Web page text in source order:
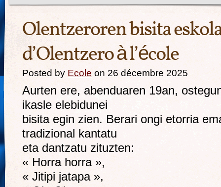
Olentzeroren bisita
d’Olentzero à l’école
Posted by Ecole on 26 décembre 2025
Aurten ere, abenduaren 19an,
ikasle elebidunei
bisita egin zien. Berari ongi etorria
tradizional kantatu
eta dantzatu zituzten:
« Horra horra »,
« Jitipi jatapa »,